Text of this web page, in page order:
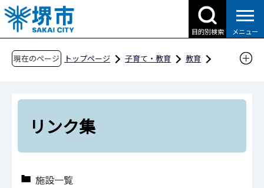
こ
の
ペ
目的別検索 メニュー
現在のページ トップページ 子育て・教育
教育
リンク集
施設一覧